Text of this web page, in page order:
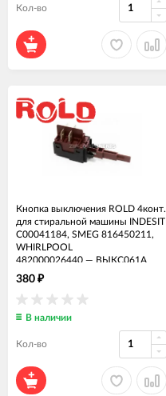
Кол-во
Кнопка выключения ROLD 4конт.
для стиральной машины INDESIT
C00041184, SMEG 816450211,
WHIRLPOOL
482000026440 — ВЫКС061А
380 ₽
В наличии
Кол-во